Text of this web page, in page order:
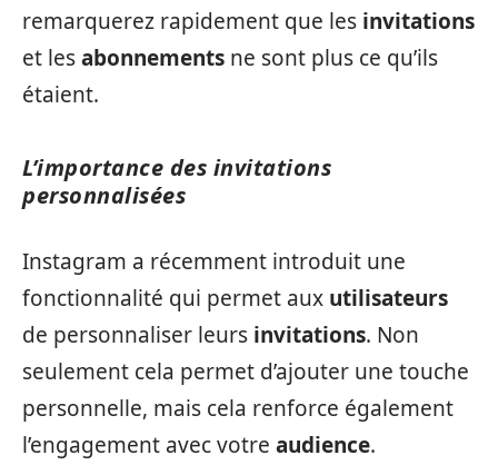
remarquerez rapidement que les invitations
et lesabonnements ne sont plus ce qu’ils
étaient.
L’importance des invitations
personnalisées
Instagram a récemment introduit une
fonctionnalité qui permet aux utilisateurs
de personnaliser leurs invitations. Non
seulement cela permet d’ajouter une touche
personnelle, mais cela renforce également
l’engagement avec votre audience.